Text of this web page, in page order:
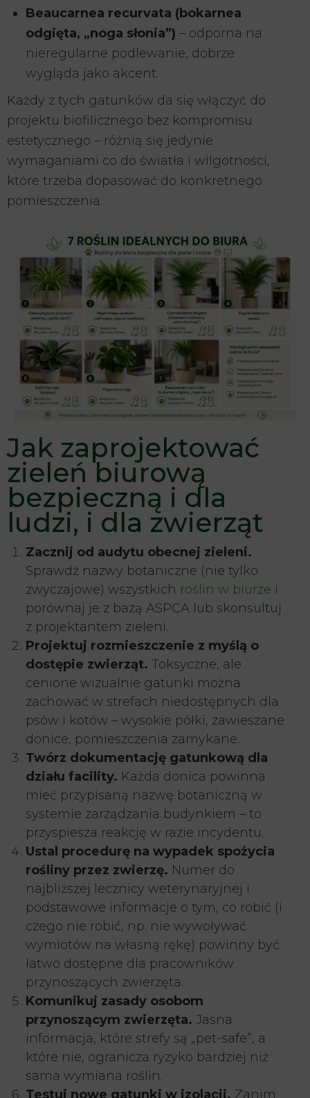
Beaucarnea recurvata (bokarnea
odgięta, „noga słonia”) – odporna na
nieregularne podlewanie, dobrze
wygląda jako akcent.
Każdy z tych gatunków da się włączyć do
projektu biofilicznego bez kompromisu
estetycznego – różnią się jedynie
wymaganiami co do światła i wilgotności,
które trzeba dopasować do konkretnego
pomieszczenia.
Jak zaprojektować
zieleń biurową
bezpieczną i dla
ludzi, i dla zwierząt
Zacznij od audytu obecnej zieleni.
Sprawdź nazwy botaniczne (nie tylko
zwyczajowe) wszystkich roślin w biurze i
porównaj je z bazą ASPCA lub skonsultuj
z projektantem zieleni.
Projektuj rozmieszczenie z myślą o
dostępie zwierząt. Toksyczne, ale
cenione wizualnie gatunki można
zachować w strefach niedostępnych dla
psów i kotów – wysokie półki, zawieszane
donice, pomieszczenia zamykane.
Twórz dokumentację gatunkową dla
działu facility. Każda donica powinna
mieć przypisaną nazwę botaniczną w
systemie zarządzania budynkiem – to
przyspiesza reakcję w razie incydentu.
Ustal procedurę na wypadek spożycia
rośliny przez zwierzę. Numer do
najbliższej lecznicy weterynaryjnej i
podstawowe informacje o tym, co robić (i
czego nie robić, np. nie wywoływać
wymiotów na własną rękę) powinny być
łatwo dostępne dla pracowników
przynoszących zwierzęta.
Komunikuj zasady osobom
przynoszącym zwierzęta. Jasna
informacja, które strefy są „pet-safe”, a
które nie, ogranicza ryzyko bardziej niż
sama wymiana roślin.
Testuj nowe gatunki w izolacji. Zanim